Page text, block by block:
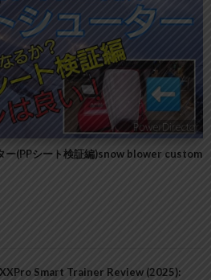
ー(PPシート検証編)snow blower custom
Smart Trainer Review (2025):